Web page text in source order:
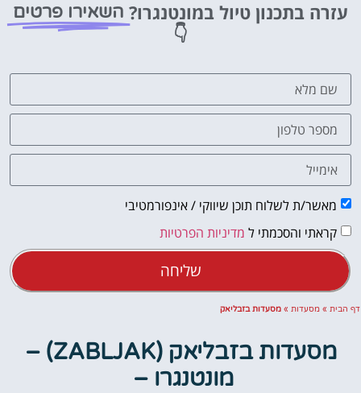
רכב
פה!
עזרה בתכנון טיול במונטנגרו? השאירו פרטים
👇
מאשר/ת לשלוח תוכן שיווקי / אינפורמטיבי
קראתי והסכמתי ל מדיניות הפרטיות
שליחה
דף הבית » מסעדות » מסעדות בזבליאק
מסעדות בזבליאק (ZABLJAK) –
מונטנגרו –